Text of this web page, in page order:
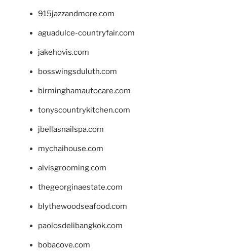
915jazzandmore.com
aguadulce-countryfair.com
jakehovis.com
bosswingsduluth.com
birminghamautocare.com
tonyscountrykitchen.com
jbellasnailspa.com
mychaihouse.com
alvisgrooming.com
thegeorginaestate.com
blythewoodseafood.com
paolosdelibangkok.com
bobacove.com